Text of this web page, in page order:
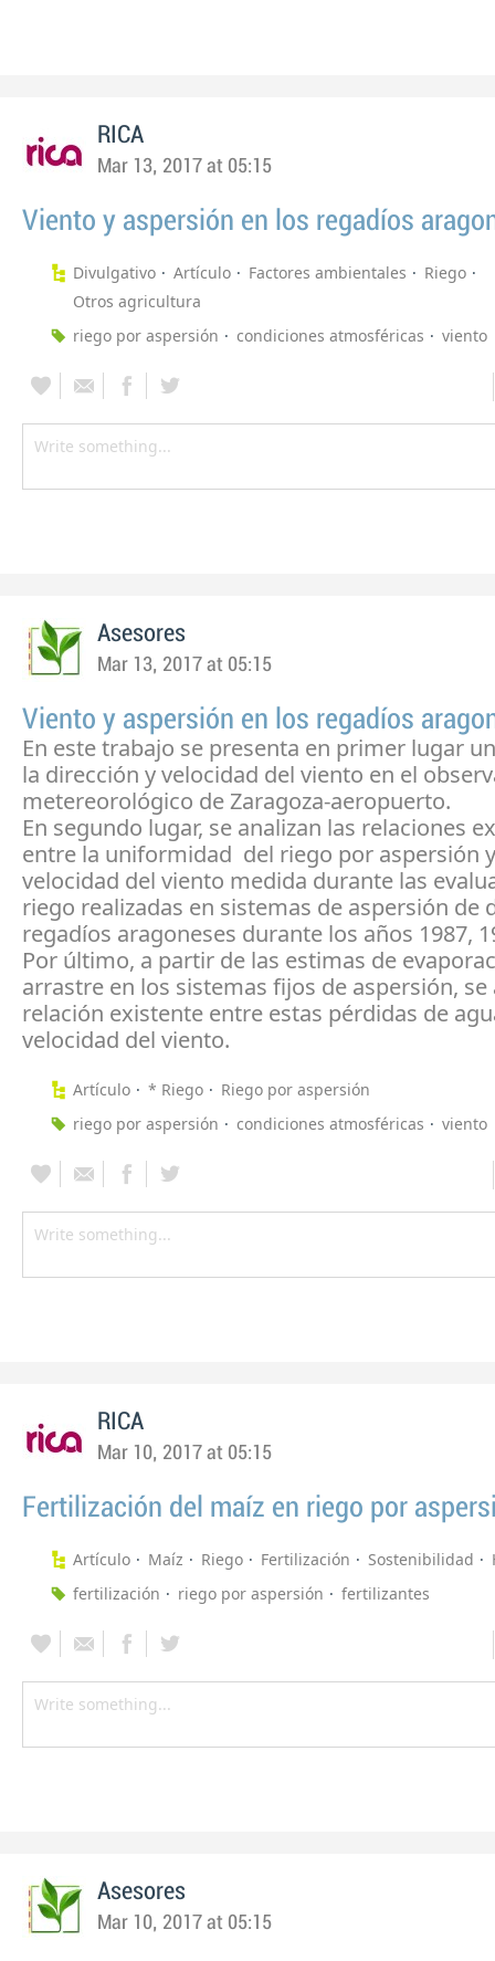
RICA
Mar 13, 2017 at 05:15
Viento y aspersión en los regadíos
Divulgativo Artículo Factores ambientales
Riego
Otros agricultura
riego por aspersión
condiciones atmosféricas viento
Asesores
Mar 13, 2017 at 05:15
Viento y aspersión en los regadíos
En este trabajo se presenta en primer lugar
la dirección y velocidad del viento en el
metereorológico de Zaragoza-aeropuerto.
En segundo lugar, se analizan las relaciones
entre la uniformidad del riego por aspersión
velocidad del viento medida durante las
riego realizadas en sistemas de aspersión de
regadíos aragoneses durante los años 1987,
Por último, a partir de las estimas de
arrastre en los sistemas fijos de aspersión, se
relación existente entre estas pérdidas de
velocidad del viento.
Artículo * Riego
Riego por aspersión
riego por aspersión
condiciones atmosféricas viento
RICA
Mar 10, 2017 at 05:15
Fertilización del maíz en riego por
Artículo Maíz Riego Fertilización Sostenibilidad
fertilización
riego por aspersión fertilizantes
Asesores
Mar 10, 2017 at 05:15